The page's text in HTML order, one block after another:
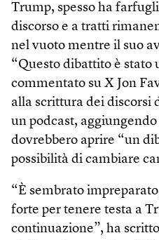
Trump, spesso ha
discorso e a tratti
nel vuoto mentre il suo
“Questo dibattito è stato
commentato su X Jon
alla scrittura dei discorsi
un podcast,
dovrebbero aprire “un
possibilità di cambiare
“È sembrato
forte per tenere testa a
continuazione”, ha